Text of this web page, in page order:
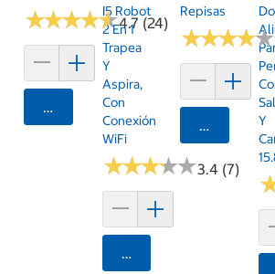
★★★★★
★★★★★4.7 (24)
Agregar
I5 Robot
2 En 1
Trapea
Y
Aspira,
Con
Conexión
WiFi
★★★★★
★★★★★3.4 (7)
Agregar
Repisas
★★★★
★★★★
Agregar
Y